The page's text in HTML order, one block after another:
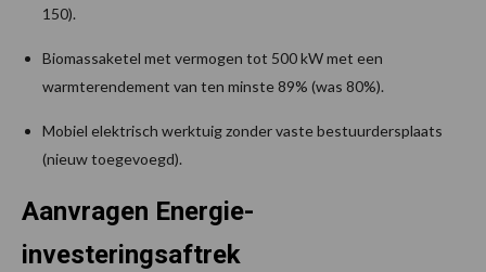
150).
Biomassaketel met vermogen tot 500 kW met een
warmterendement van ten minste 89% (was 80%).
Mobiel elektrisch werktuig zonder vaste bestuurdersplaats
(nieuw toegevoegd).
Aanvragen Energie-
investeringsaftrek